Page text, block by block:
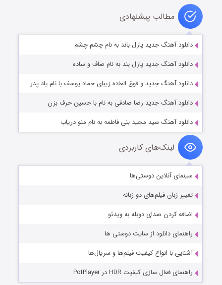
مطالب پیشنهادی
دانلود آهنگ جدید پازل باند به نام چشم چشم
دانلود آهنگ جدید پازل بند به نام صاف و ساده
دانلود آهنگ جدید و فوق العاده زیبای حماد یوسف با نام یاد پدر
دانلود آهنگ جدید رضا صادقی به نام با حسین حرف بزن
دانلود آهنگ سید مجید بنی فاطمه به نام منو دریاب
لینک‌های کاربردی
سینمای آنلاین دوستی‌ها
تغییر زبان فیلم‌های دو زبانه
اضافه کردن صدای دوبله به ویدئو
راهنمای دانلود از سایت دوستی ها
آشنایی با انواع کیفیت فیلم‌ها و سریال‌ها
راهنمای فعال سازی کیفیت HDR در PotPlayer